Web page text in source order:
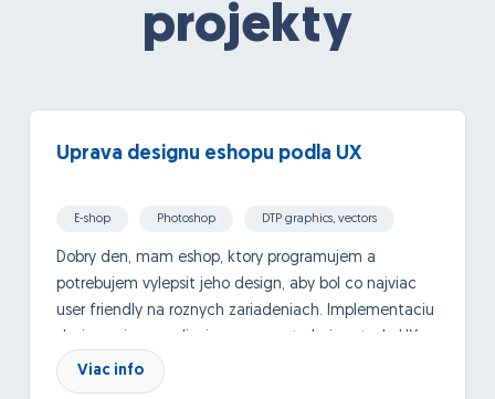
projekty
Uprava designu eshopu podla UX
E-shop Photoshop DTP graphics, vectors
Dobry den, mam eshop, ktory programujem a
potrebujem vylepsit jeho design, aby bol co najviac
user friendly na roznych zariadeniach. Implementaciu
poradenstvo a navrh. Dolezite su skusenosti.
Viac info